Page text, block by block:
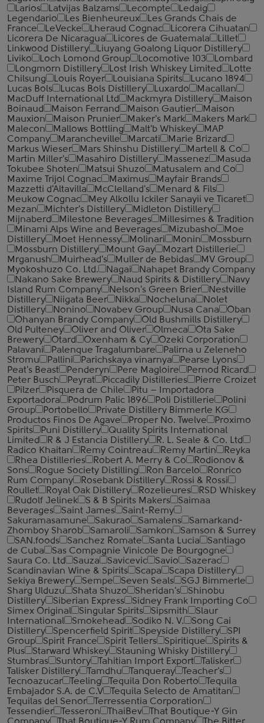
Larios
Latvijas Balzams Lecompte
Ledaig
Legendario
Les Bienheureux
Les Grands Chais de
France
LeVecke Lheraud Cognac
Licorera Cihuatan
Licorera De Nicaragua
Licores de Guatemala
Lillet
Linkwood Distillery
Liuyang Goalong Liquor Distillery
Liviko
Loch Lomond Group Locomotive 103
Lombard
Longmorn Distillery
Lost Irish Whiskey Limited
Lotte
Chilsung
Louis Royer Louisiana Spirits
Lucano 1894
Lucas Bols
Lucas Bols Distillery Luxardo
Macallan
MacDuff International Ltd
Mackmyra Distillery
Maison
Boinaud
Maison Ferrand Maison Gautier
Maison
Mauxion
Maison Prunier Maker's Mark
Makers Mark
Malecon
Mallows Bottling Malt'b Whiskey
MAP
Company
Marancheville Marcati
Marie Brizard
Markus Wieser
Mars Shinshu Distillery
Martell & Co
Martin Miller's
Masahiro Distillery Massenez
Masuda
Tokubee Shoten
Matsui Shuzo
Matusalem and Co
Maxime Trijol Cognac
Maximus
Mayfair Brands
Mazzetti d'Altavilla
McClelland's
Menard & Fils
Meukow Cognac
Mey Alkollu Ickiler Sanayii ve Ticaret
Mezan
Michter's Distillery
Midleton Distillery
Mijnaberd
Milestone Beverages
Millesimes & Tradition
Minami Alps Wine and Beverages
Mizubasho
Moe
Distillery
Moet Hennessy Molinari Monin
Mossburn
Mossburn Distillery
Mount Gay
Mozart Distillerie
Mrganush
Muirhead's Muller de Bebidas
MV Group
Myokoshuzo Co. Ltd.
Nagai
Nahapet Brandy Company
Nakano Sake Brewery
Naud Spirits & Distillery
Navy
Island Rum Company
Nelson's Green Brier
Nestville
Distillery
Niigata Beer Nikka Nocheluna
Nolet
Distillery
Nonino Novabev Group Nusa Cana
Oban
Ohanyan Brandy Company
Old Bushmills Distillery
Old Pulteney
Oliver and Oliver Olmeca
Ota Sake
Brewery
Otard Oxenham & Cy
Ozeki Corporation
Palavani
Palenque Tragalumbare
Palirna u Zeleneho
Stromu
Pallini Parichskaya vinarnya
Pearse Lyons
Peat's Beast
Penderyn Pere Magloire
Pernod Ricard
Peter Busch
Peyrat Piccadily Distilleries
Pierre Croizet
Pilzer
Pisquera de Chile
Pitu – Importadora
Exportadora
Podrum Palic 1896 Poli Distillerie
Polini
Group
Portobello
Private Distillery Bimmerle KG
Productos Finos De Agave
Proper No. Twelve
Proximo
Spirits
Puni Distillery
Quality Spirits International
Limited
R & J Estancia Distillery
R. L. Seale & Co. Ltd
Radico Khaitan
Remy Cointreau Remy Martin
Reyka
Rhea Distilleries
Robert A. Merry & Co
Rodionov &
Sons
Rogue Society Distilling Ron Barcelo
Ronrico
Rum Company
Rosebank Distillery
Rossi & Rossi
Roullet
Royal Oak Distillery Rozelieures
RSD Whiskey
Rudolf Jelinek
S & B Spirits Makers
Saimaa
Beverages
Saint James
Saint-Remy
Sakuramasamune
Sakurao Samalens
Samarkand-
Zhomboy Sharob
Samaroli Samkon
Samson & Surrey
SAN.foods
Sanchez Romate Santa Lucia
Santiago
de Cuba
Sas Compagnie Vinicole De Bourgogne
Saura Co. Ltd
Sauza Savicevic Savio
Sazerac
Scandinavian Wine & Spirits
Scapa
Scapa Distillery
Sekiya Brewery
Sempe Seven Seals
SGJ Bimmerle
Sharg Ulduzu
Shata Shuzo Sheridan's
Shinobu
Distillery
Siberian Express
Sidney Frank Importing Co
Simex Original
Singular Spirits Sipsmith
Slaur
International
Smokehead Sodiko N. V.
Song Cai
Distillery
Spencerfield Spirit Speyside Distillery
SPI
Group
Spirit France Spirit Tellers Spiritique
Spirits &
Plus
Starward Whiskey
Stauning Whisky Distillery
Stumbras
Suntory Tahitian Import Export
Talisker
Talisker Distillery
Tamdhu Tanqueray
Teacher's
Tecnoazucar
Teeling Tequila Don Roberto
Tequila
Embajador S.A. de C.V
Tequila Selecto de Amatitan
Tequilas del Senor
Terressentia Corporation
Tessendier
Tesseron ThaiBev
That Boutique-Y Gin